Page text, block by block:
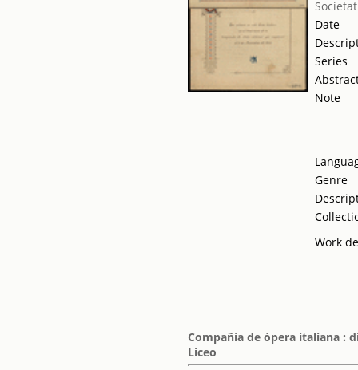
Date
Series
Note
Genre
Work
Compañía de ópera italiana :
Liceo